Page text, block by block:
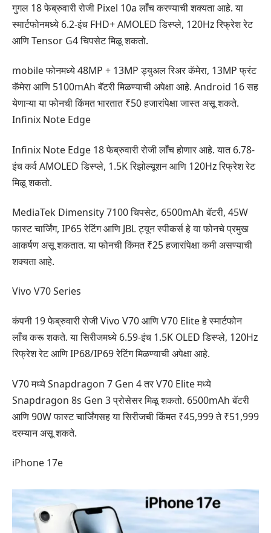
गुगल 18 फेब्रुवारी रोजी Pixel 10a लाँच करण्याची शक्यता आहे. या
स्मार्टफोनमध्ये 6.2-इंच FHD+ AMOLED डिस्प्ले, 120Hz रिफ्रेश रेट
आणि Tensor G4 चिपसेट मिळू शकतो.
mobile फोनमध्ये 48MP + 13MP ड्युअल रिअर कॅमेरा, 13MP फ्रंट
कॅमेरा आणि 5100mAh बॅटरी मिळण्याची अपेक्षा आहे. Android 16 सह
येणाऱ्या या फोनची किंमत भारतात ₹50 हजारांपेक्षा जास्त असू शकते.
Infinix Note Edge
Infinix Note Edge 18 फेब्रुवारी रोजी लाँच होणार आहे. यात 6.78-
इंच कर्व AMOLED डिस्प्ले, 1.5K रिझोल्यूशन आणि 120Hz रिफ्रेश रेट
मिळू शकतो.
MediaTek Dimensity 7100 चिपसेट, 6500mAh बॅटरी, 45W
फास्ट चार्जिंग, IP65 रेटिंग आणि JBL ट्यून स्पीकर्स हे या फोनचे प्रमुख
आकर्षण असू शकतात. या फोनची किंमत ₹25 हजारांपेक्षा कमी असण्याची
शक्यता आहे.
Vivo V70 Series
कंपनी 19 फेब्रुवारी रोजी Vivo V70 आणि V70 Elite हे स्मार्टफोन
लाँच करू शकते. या सिरीजमध्ये 6.59-इंच 1.5K OLED डिस्प्ले, 120Hz
रिफ्रेश रेट आणि IP68/IP69 रेटिंग मिळण्याची अपेक्षा आहे.
V70 मध्ये Snapdragon 7 Gen 4 तर V70 Elite मध्ये
Snapdragon 8s Gen 3 प्रोसेसर मिळू शकतो. 6500mAh बॅटरी
आणि 90W फास्ट चार्जिंगसह या सिरीजची किंमत ₹45,999 ते ₹51,999
दरम्यान असू शकते.
iPhone 17e